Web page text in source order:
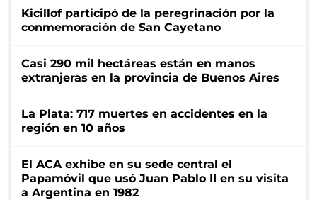
Kicillof participó de la peregrinación por la
conmemoración de San Cayetano
Casi 290 mil hectáreas están en manos
extranjeras en la provincia de Buenos Aires
La Plata: 717 muertes en accidentes en la
región en 10 años
El ACA exhibe en su sede central el
Papamóvil que usó Juan Pablo II en su visita
a Argentina en 1982